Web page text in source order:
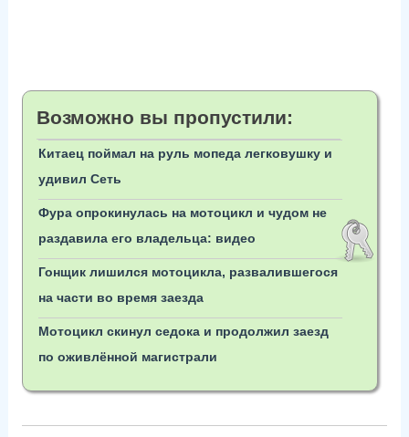
Возможно вы пропустили:
Китаец поймал на руль мопеда легковушку и
удивил Сеть
Фура опрокинулась на мотоцикл и чудом не
раздавила его владельца: видео
Гонщик лишился мотоцикла, развалившегося
на части во время заезда
Мотоцикл скинул седока и продолжил заезд
по оживлённой магистрали